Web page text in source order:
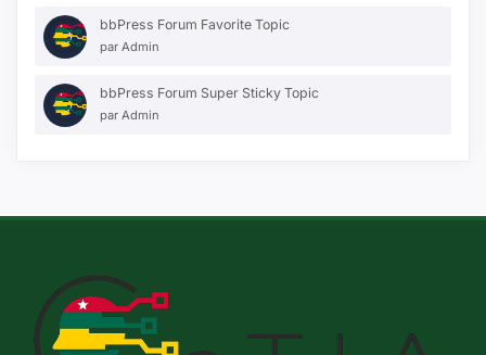
bbPress Forum Favorite Topic
par Admin
bbPress Forum Super Sticky Topic
par Admin